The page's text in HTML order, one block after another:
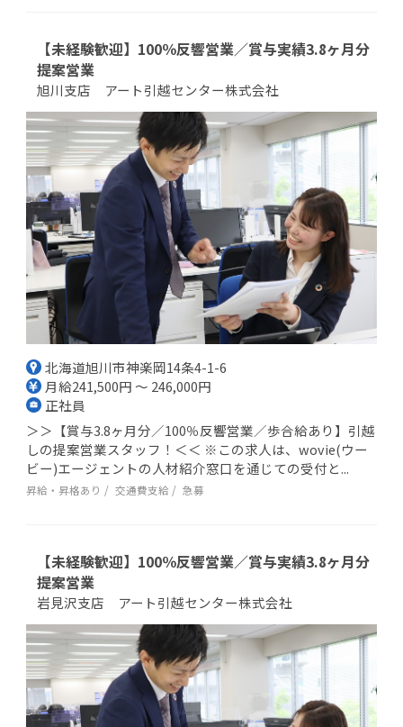
【未経験歓迎】100％反響営業／賞与実績3.8ヶ月分
提案営業
旭川支店 アート引越センター株式会社
北海道旭川市神楽岡14条4-1-6
月給241,500円 ～ 246,000円
正社員
＞＞【賞与3.8ヶ月分／100％反響営業／歩合給あり】引越
しの提案営業スタッフ！＜＜ ※この求人は、wovie(ウー
ビー)エージェントの人材紹介窓口を通じての受付と...
昇給・昇格あり 交通費支給 急募
【未経験歓迎】100％反響営業／賞与実績3.8ヶ月分
提案営業
岩見沢支店 アート引越センター株式会社